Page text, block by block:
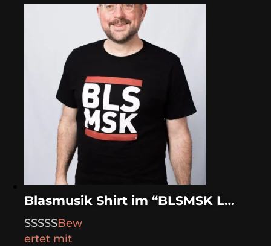
Blasmusik Shirt im “BLSMSK LOOK“
Bew
ertet mit